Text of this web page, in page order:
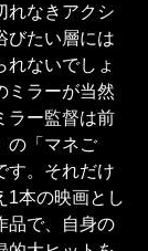
れなきアクシ
びたい層には
れないでしょ
ミラーが当然
ラー監督は前
の「マネご
す。それだけ
1本の映画とし
品で、自身の